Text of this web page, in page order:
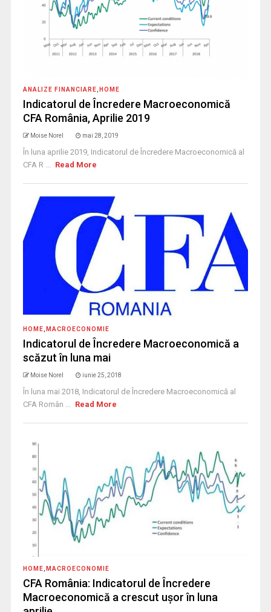
ANALIZE FINANCIARE HOME
Indicatorul de Încredere Macroeconomică
CFA România, Aprilie 2019
Moise Norel mai 28, 2019
În luna aprilie 2019, Indicatorul de Încredere Macroeconomică al
CFA R ... Read More
HOME MACROECONOMIE
Indicatorul de Încredere Macroeconomică a
scăzut în luna mai
Moise Norel iunie 25, 2018
În luna mai 2018, Indicatorul de Încredere Macroeconomică al
CFA Român ... Read More
HOME MACROECONOMIE
CFA România: Indicatorul de Încredere
Macroeconomică a crescut uşor în luna